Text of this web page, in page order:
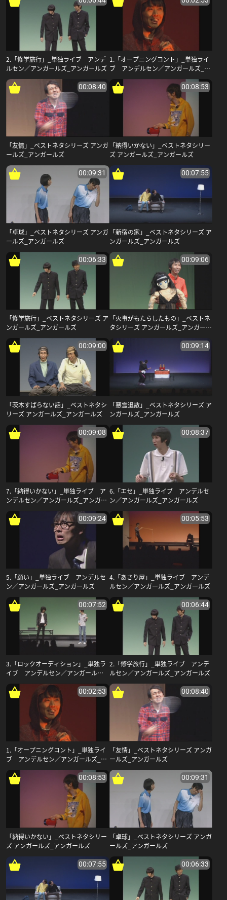
2.「修学旅行」_単独ライブ アンデ
ルセン／アンガールズ_アンガールズ
1.「オープニングコント」_単独ライ
ブ アンデルセン／アンガールズ_ア
ンガールズ
00:08:40
「友情」_ベストネタシリーズ アンガ
ールズ_アンガールズ
00:08:53
「納得いかない」_ベストネタシリー
ズ アンガールズ_アンガールズ
00:09:31
「卓球」_ベストネタシリーズ アンガ
ールズ_アンガールズ
00:07:55
「新宿の家」_ベストネタシリーズ ア
ンガールズ_アンガールズ
00:06:33
「修学旅行」_ベストネタシリーズ ア
ンガールズ_アンガールズ
00:09:06
「火事がもたらしたもの」_ベストネ
タシリーズ アンガールズ_アンガール
00:09:00
「茨木すばらない話」_ベストネタシ
リーズ アンガールズ_アンガールズ
00:09:14
「悪霊退散」_ベストネタシリーズ ア
ンガールズ_アンガールズ
00:09:08
7.「納得いかない」_単独ライブ ア
ンデルセン／アンガールズ_アンガー
00:08:37
6.「エセ」_単独ライブ アンデルセ
ン／アンガールズ_アンガールズ
00:09:24
5.「願い」_単独ライブ アンデルセ
ン／アンガールズ_アンガールズ
00:05:53
4.「あさり屋」_単独ライブ アンデ
ルセン／アンガールズ_アンガールズ
00:07:52
3.「ロックオーディション」_単独ラ
イブ アンデルセン／アンガールズ_
00:06:44
2.「修学旅行」_単独ライブ アンデ
ルセン／アンガールズ_アンガールズ
00:02:53
1.「オープニングコント」_単独ライ
ブ アンデルセン／アンガールズ_ア
ンガールズ
00:08:40
「友情」_ベストネタシリーズ アンガ
ールズ_アンガールズ
00:08:53
「納得いかない」_ベストネタシリー
ズ アンガールズ_アンガールズ
00:09:31
「卓球」_ベストネタシリーズ アンガ
ールズ_アンガールズ
00:07:55 00:06:33